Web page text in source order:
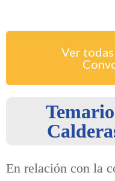
Ver
En relación con la